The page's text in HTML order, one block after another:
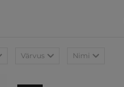
Värvus Nimi